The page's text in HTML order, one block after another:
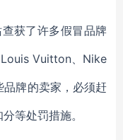
获了许多假冒品牌
Vuitton、Nike
牌的卖家，必须赶
等处罚措施。